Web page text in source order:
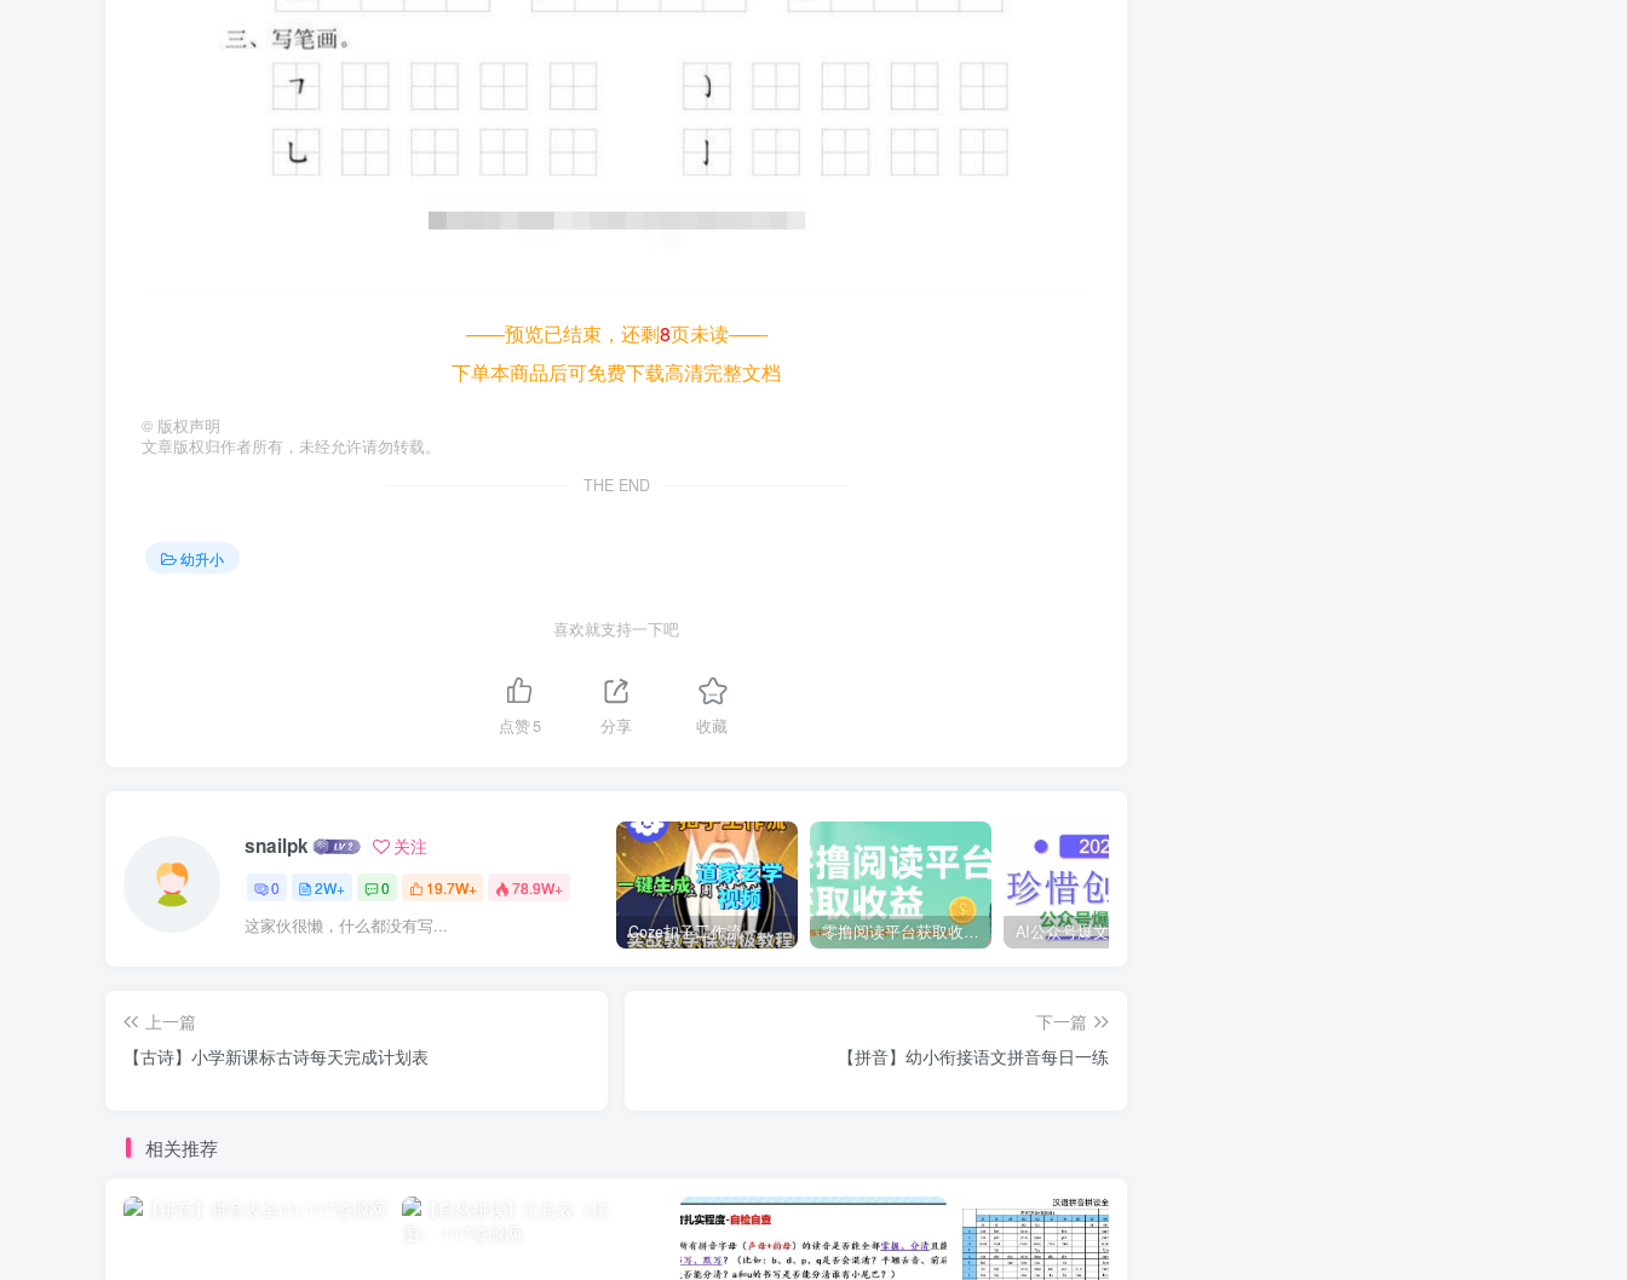
——预览已结束，还剩8页未读——
下单本商品后可免费下载高清完整文档
© 版权声明
文章版权归作者所有，未经允许请勿转载。
THE END
幼升小
喜欢就支持一下吧
点赞5 分享 收藏
snailpk 关注
0 2W+ 0 19.7W+ 78.9W+
这家伙很懒，什么都没有写... Coze扣子工作流一键生成道家玄学短视频，实战保姆级教程 零撸阅读平台获取收益，最新无门槛平台，一部手机即可操作，单日收益50-3张【揭秘】
上一篇
【古诗】小学新课标古诗每天完成计划表
下一篇
【拼音】幼小衔接语文拼音每日一练
相关推荐